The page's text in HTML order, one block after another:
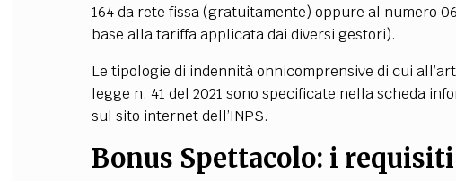
164 da rete fissa (gratuitamente) oppure al numero
base alla tariffa applicata dai diversi gestori).
Le tipologie di indennità onnicomprensive di cui
legge n. 41 del 2021 sono specificate nella scheda
sul sito internet dell’INPS.
Bonus Spettacolo: i requisiti